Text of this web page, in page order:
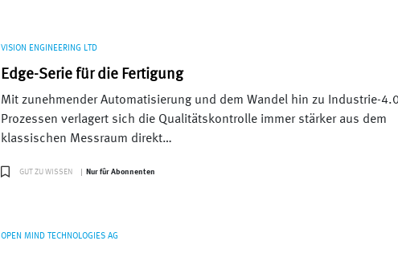
VISION ENGINEERING LTD
Edge-Serie für die Fertigung
Mit zunehmender Automatisierung und dem Wandel hin zu Industrie-
Prozessen verlagert sich die Qualitätskontrolle immer stärker aus dem
klassischen Messraum direkt…
GUT ZU WISSEN Nur fûr Abonnenten
OPEN MIND TECHNOLOGIES AG